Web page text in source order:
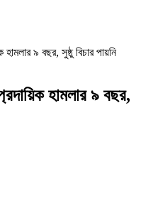
৯ বছর, সুষ্ঠু বিচার পায়নি
হামলার ৯ বছর,